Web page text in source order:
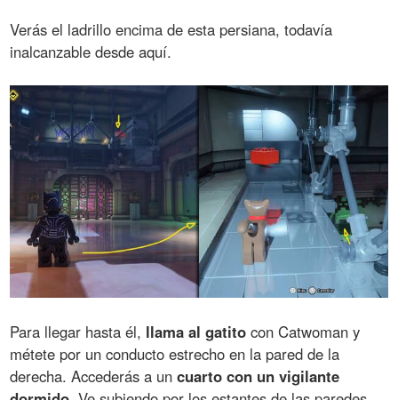
Verás el ladrillo encima de esta persiana, todavía
inalcanzable desde aquí.
Para llegar hasta él, llama al gatito con Catwoman y
métete por un conducto estrecho en la pared de la
derecha. Accederás a uncuarto con un vigilante